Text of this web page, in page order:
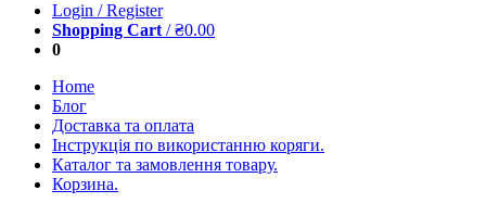
Login / Register
Shopping Cart /₴0.00
0
Home
Блог
Доставка та оплата
Інструкція по використанню коряги.
Каталог та замовлення товару.
Корзина.